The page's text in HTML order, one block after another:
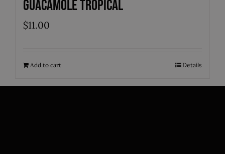
Guacamole Tropical
$11.00
Add to cart Details